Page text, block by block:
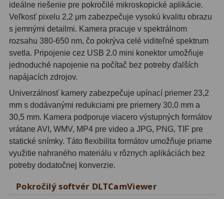
Astro príslušenstvo175
Redukcia 1,25" a 2" 17
Okulárové výťahy a ostrenie1
Hľadáčiky 25
Binohlavy
Kolimátory22
Svietidlá5
Čistiace prostriedky28
Púzdra a kufre64
ideálne riešenie pre pokročilé mikroskopické aplikácie.
Veľkosť pixelu 2,2 μm zabezpečuje vysokú kvalitu obrazu
s jemnými detailmi. Kamera pracuje v spektrálnom
rozsahu 380-650 nm, čo pokrýva celé viditeľné spektrum
svetla. Pripojenie cez USB 2.0 mini konektor umožňuje
jednoduché napojenie na počítač bez potreby ďalších
napájacích zdrojov.
Univerzálnosť kamery zabezpečuje upínací priemer 23,2
mm s dodávanými redukciami pre priemery 30,0 mm a
30,5 mm. Kamera podporuje viacero výstupných formátov
vrátane AVI, WMV, MP4 pre video a JPG, PNG, TIF pre
statické snímky. Táto flexibilita formátov umožňuje priame
využitie nahraného materiálu v rôznych aplikáciách bez
potreby dodatočnej konverzie.
Pokročilý softvér DLTCamViewer